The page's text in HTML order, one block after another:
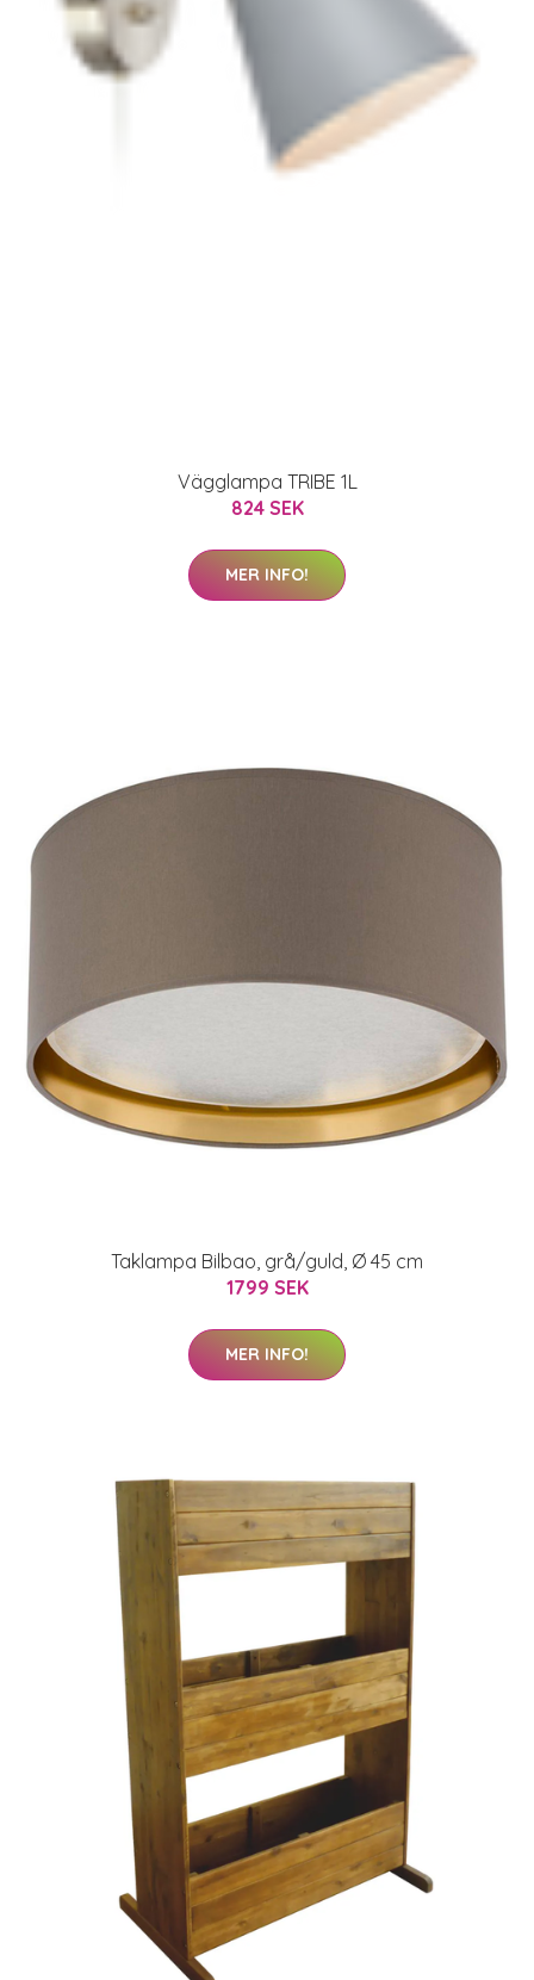
Vägglampa TRIBE 1L
824 SEK
MER INFO!
Taklampa Bilbao, grå/guld, Ø 45 cm
1799 SEK
MER INFO!